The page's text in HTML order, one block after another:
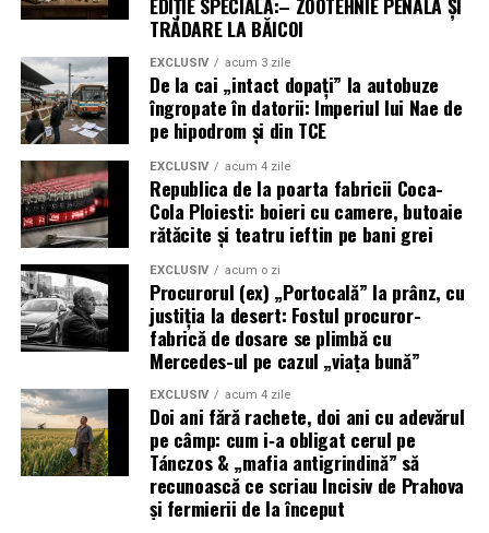
TRĂDARE LA BĂICOI
EXCLUSIV acum 3 zile
De la cai „intact dopați” la autobuze
îngropate în datorii: Imperiul lui Nae de
pe hipodrom și din TCE
EXCLUSIV acum 4 zile
Republica de la poarta fabricii Coca-
Cola Ploiesti: boieri cu camere, butoaie
rătăcite și teatru ieftin pe bani grei
EXCLUSIV acum o zi
Procurorul (ex) „Portocală” la prânz, cu
justiția la desert: Fostul procuror-
fabrică de dosare se plimbă cu
Mercedes-ul pe cazul „viața bună”
EXCLUSIV acum 4 zile
Doi ani fără rachete, doi ani cu adevărul
pe câmp: cum i‑a obligat cerul pe
Tánczos & „mafia antigrindină” să
recunoască ce scriau Incisiv de Prahova
și fermierii de la început